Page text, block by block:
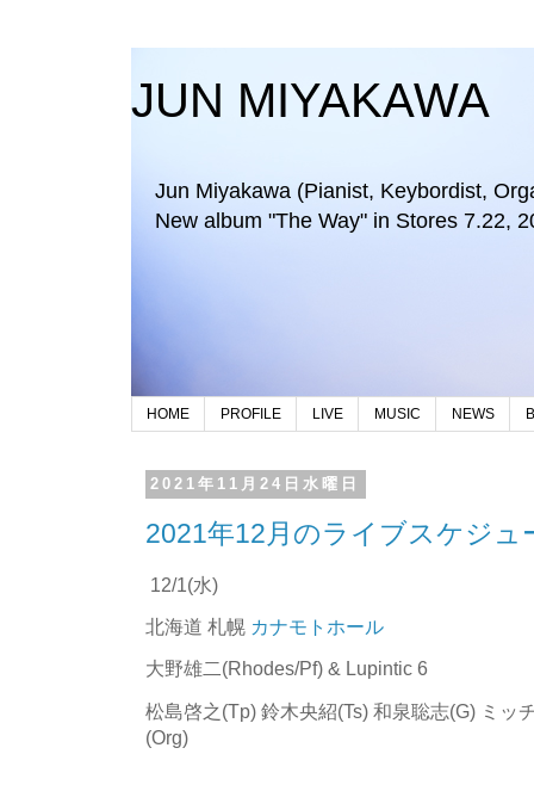
JUN MIYAKAWA
Jun Miyakawa (Pianist, Keybordist,
New album "The Way" in Stores 7.22,
HOME PROFILE LIVE MUSIC NEWS
2021年11月24日水曜日
2021年12月のライブスケジュ
12/1(水)
北海道 札幌 カナモトホール
大野雄二(Rhodes/Pf) & Lupintic 6
松島啓之(Tp) 鈴木央紹(Ts) 和泉聡志(G) ミッ
(Org)